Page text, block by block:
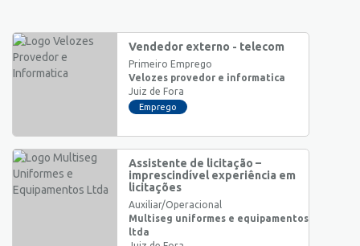
Vendedor externo - telecom
Primeiro Emprego
Velozes provedor e informatica
Juiz de Fora
Emprego
Assistente de licitação –
imprescindível experiência em
licitações
Auxiliar/Operacional
Multiseg uniformes e equipamentos
ltda